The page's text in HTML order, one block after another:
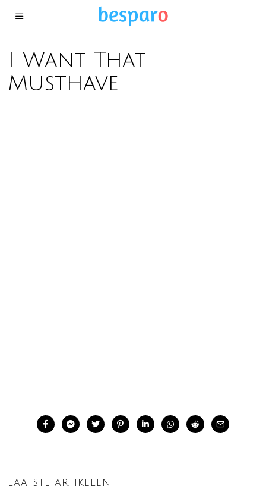
I Want That
Musthave
LAATSTE ARTIKELEN